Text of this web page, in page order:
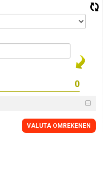
VALUTA OMREKENEN